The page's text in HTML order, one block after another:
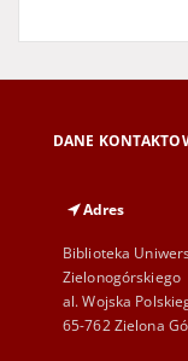
DANE
Adres
Biblioteka
Zielonogórskiego
al. Wojska
65-762 Zielona